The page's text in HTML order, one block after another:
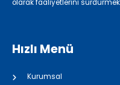
olarak faaliyetlerini
Hızlı Menü
Kurumsal